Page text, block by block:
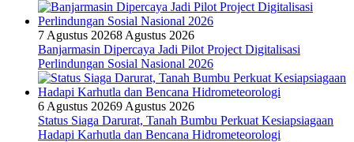
7 Agustus 20268 Agustus 2026
Banjarmasin Dipercaya Jadi Pilot Project Digitalisasi
Perlindungan Sosial Nasional 2026
6 Agustus 20269 Agustus 2026
Status Siaga Darurat, Tanah Bumbu Perkuat Kesiapsiagaan
Hadapi Karhutla dan Bencana Hidrometeorologi